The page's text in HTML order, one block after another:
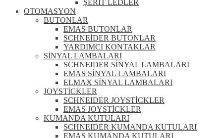
ŞERİT LEDLER
OTOMASYON
BUTONLAR
EMAS BUTONLAR
SCHNEİDER BUTONLAR
YARDIMCI KONTAKLAR
SİNYAL LAMBALARI
SCHNEIDER SİNYAL LAMBALARI
EMAS SİNYAL LAMBALARI
ELMAX SİNYAL LAMBALARI
JOYSTİCKLER
SCHNEIDER JOYSTİCKLER
EMAS JOYSTİCKLER
KUMANDA KUTULARI
SCHNEIDER KUMANDA KUTULARI
EMAS KUMANDA KUTULARI